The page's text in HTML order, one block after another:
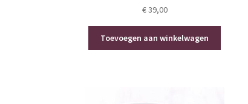
€39,00
Toevoegen aan winkelwagen